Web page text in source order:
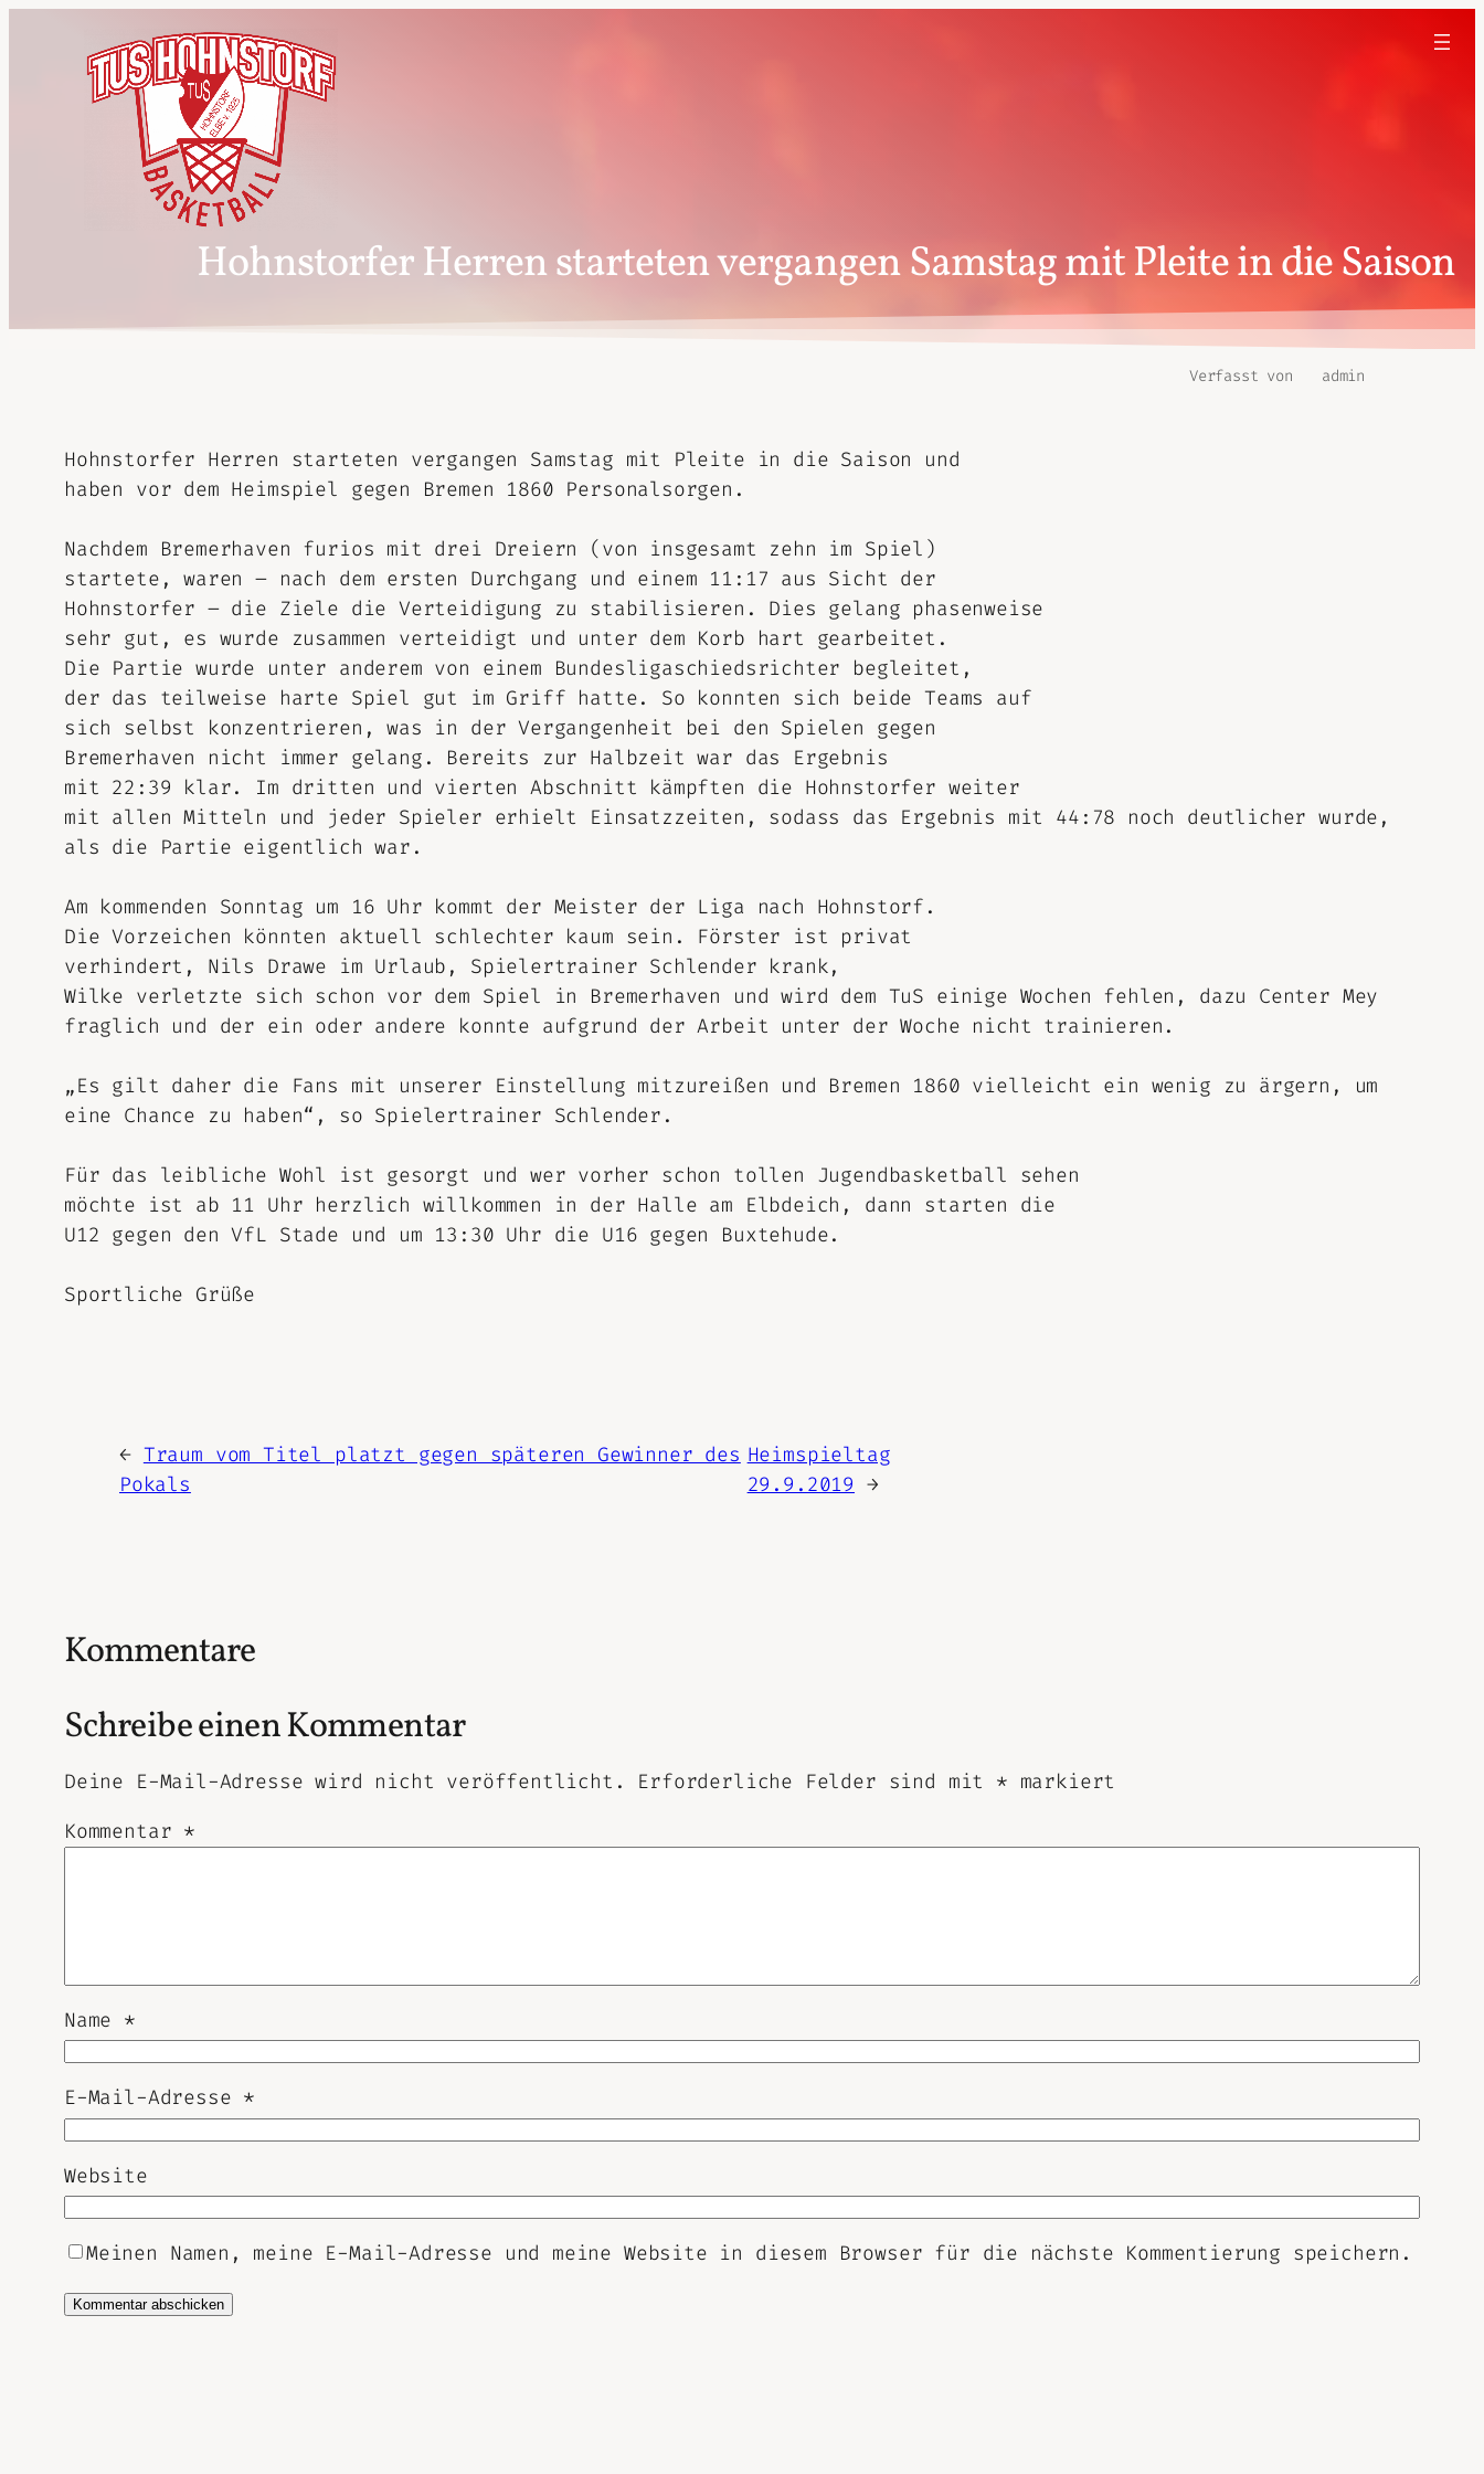
Hohnstorfer Herren starteten vergangen Samstag mit Pleite in die Saison
Verfasst von admin
Hohnstorfer Herren starteten vergangen Samstag mit Pleite in die Saison und
haben vor dem Heimspiel gegen Bremen 1860 Personalsorgen.
Nachdem Bremerhaven furios mit drei Dreiern (von insgesamt zehn im Spiel)
startete, waren – nach dem ersten Durchgang und einem 11:17 aus Sicht der
Hohnstorfer – die Ziele die Verteidigung zu stabilisieren. Dies gelang phasenweise
sehr gut, es wurde zusammen verteidigt und unter dem Korb hart gearbeitet.
Die Partie wurde unter anderem von einem Bundesligaschiedsrichter begleitet,
der das teilweise harte Spiel gut im Griff hatte. So konnten sich beide Teams auf
sich selbst konzentrieren, was in der Vergangenheit bei den Spielen gegen
Bremerhaven nicht immer gelang. Bereits zur Halbzeit war das Ergebnis
mit 22:39 klar. Im dritten und vierten Abschnitt kämpften die Hohnstorfer weiter
mit allen Mitteln und jeder Spieler erhielt Einsatzzeiten, sodass das Ergebnis mit 44:78 noch deutlicher wurde,
als die Partie eigentlich war.
Am kommenden Sonntag um 16 Uhr kommt der Meister der Liga nach Hohnstorf.
Die Vorzeichen könnten aktuell schlechter kaum sein. Förster ist privat
verhindert, Nils Drawe im Urlaub, Spielertrainer Schlender krank,
Wilke verletzte sich schon vor dem Spiel in Bremerhaven und wird dem TuS einige Wochen fehlen, dazu Center Mey
fraglich und der ein oder andere konnte aufgrund der Arbeit unter der Woche nicht trainieren.
„Es gilt daher die Fans mit unserer Einstellung mitzureißen und Bremen 1860 vielleicht ein wenig zu ärgern, um
eine Chance zu haben“, so Spielertrainer Schlender.
Für das leibliche Wohl ist gesorgt und wer vorher schon tollen Jugendbasketball sehen
möchte ist ab 11 Uhr herzlich willkommen in der Halle am Elbdeich, dann starten die
U12 gegen den VfL Stade und um 13:30 Uhr die U16 gegen Buxtehude.
Sportliche Grüße
← Traum vom Titel platzt gegen späteren Gewinner des
Pokals
Heimspieltag
29.9.2019 →
Kommentare
Schreibe einen Kommentar
Deine E-Mail-Adresse wird nicht veröffentlicht. Erforderliche Felder sind mit * markiert
Kommentar *
Name *
E-Mail-Adresse *
Website
Meinen Namen, meine E-Mail-Adresse und meine Website in diesem Browser für die nächste Kommentierung speichern.